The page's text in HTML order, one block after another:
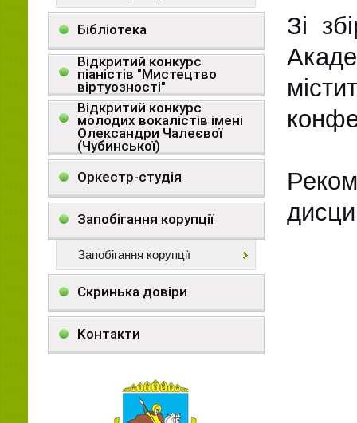
Бібліотека
Відкритий конкурс
піаністів "Мистецтво
віртуозності"
Відкритий конкурс
молодих вокалістів імені
Олександри Чалеєвої
(Чубинської)
Оркестр-студія
Запобігання корупції
Запобігання корупції
Скринька довіри
Контакти
Зі